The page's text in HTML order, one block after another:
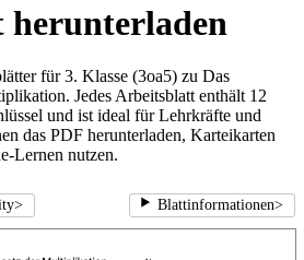
für 3. Klasse (3oa5) zu Das
Jedes Arbeitsblatt enthält 12
und ist ideal für Lehrkräfte und
das PDF herunterladen, Karteikarten
Lernen nutzen.
> Blattinformationen>